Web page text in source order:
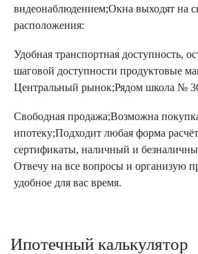
видеонаблюдением;Окна выходят на
расположения:
Удобная транспортная доступность,
шаговой доступности продуктовые
Центральный рынок;Рядом школа №
Свободная продажа;Возможна
ипотеку;Подходит любая форма
сертификаты, наличный и
Отвечу на все вопросы и организую
удобное для вас время.
Ипотечный калькулятор